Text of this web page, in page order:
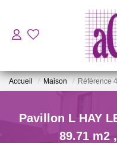
Accueil Maison Référence
Pavillon L HAY
89.71 m2 ,